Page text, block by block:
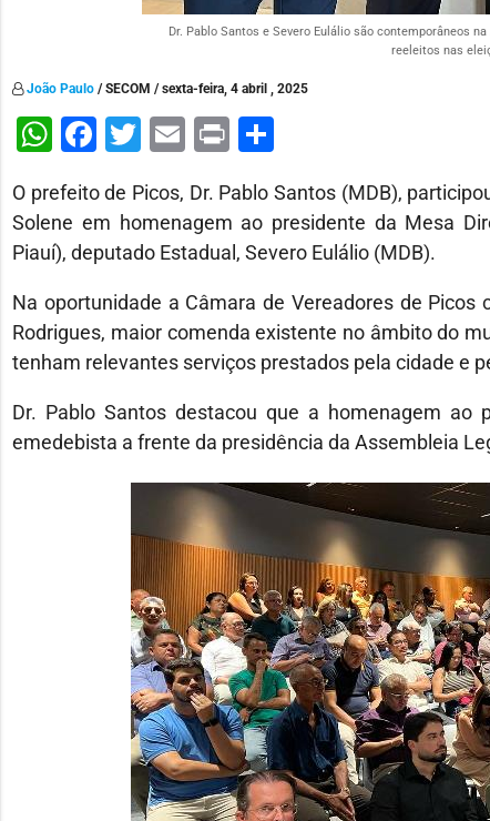
Dr. Pablo Santos e Severo Eulálio são contemporâneos
reeleitos nas
João Paulo / SECOM / sexta-feira, 4 abril , 2025
WhatsApp
Facebook
Twitter
Email
Print
O prefeito de Picos, Dr. Pablo Santos (MDB),
Solene em homenagem ao presidente da Mesa
Piauí), deputado Estadual, Severo Eulálio (MDB).
Na oportunidade a Câmara de Vereadores de
Rodrigues, maior comenda existente no âmbito do
tenham relevantes serviços prestados pela cidade e
Dr. Pablo Santos destacou que a homenagem
emedebista a frente da presidência da Assembleia